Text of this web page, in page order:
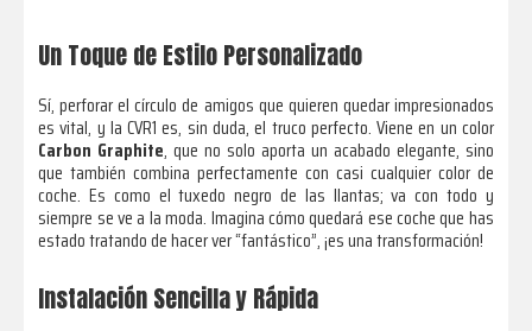
Un Toque de Estilo Personalizado
Sí, perforar el círculo de amigos que quieren quedar impresionados
es vital, y la CVR1 es, sin duda, el truco perfecto. Viene en un color
Carbon Graphite, que no solo aporta un acabado elegante, sino
que también combina perfectamente con casi cualquier color de
coche. Es como el tuxedo negro de las llantas; va con todo y
siempre se ve a la moda. Imagina cómo quedará ese coche que has
estado tratando de hacer ver “fantástico”, ¡es una transformación!
Instalación Sencilla y Rápida